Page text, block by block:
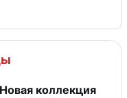
коллекция